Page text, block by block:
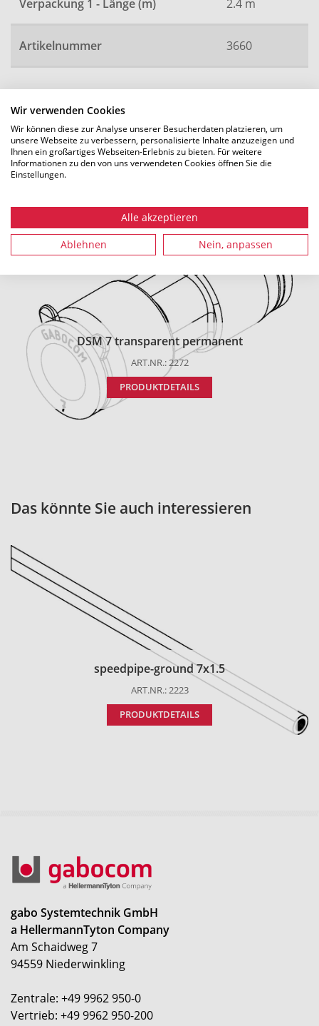
Wir verwenden Cookies
Wir können diese zur Analyse unserer Besucherdaten platzieren, um
unsere Webseite zu verbessern, personalisierte Inhalte anzuzeigen und
Ihnen ein großartiges Webseiten-Erlebnis zu bieten. Für weitere
Informationen zu den von uns verwendeten Cookies öffnen Sie die
Einstellungen.
Alle akzeptieren
Ablehnen Nein, anpassen
Verpackung 1 - Länge (m) 2.4 m
Artikelnummer 3660
Alle Maße in mm. Technische Änderungen vorbehalten.
Empfohlenes Zubehör
DSM 7 transparent permanent
ART.NR.: 2272
PRODUKTDETAILS
Das könnte Sie auch interessieren
speedpipe-ground 7x1.5
ART.NR.: 2223
PRODUKTDETAILS
gabo Systemtechnik GmbH
a HellermannTyton Company
Am Schaidweg 7
94559 Niederwinkling
Zentrale: +49 9962 950-0
Vertrieb: +49 9962 950-200